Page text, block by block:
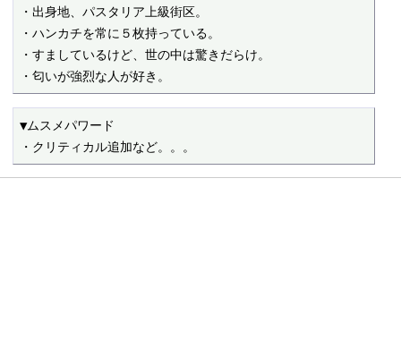
・出身地、パスタリア上級街区。
・ハンカチを常に５枚持っている。
・すましているけど、世の中は驚きだらけ。
・匂いが強烈な人が好き。
▼ムスメパワード
・クリティカル追加など。。。